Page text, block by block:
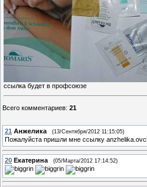
ссылка будет в профсоюзе
Всего комментариев: 21
21 Анжелика (13/Сентября/2012 11:15:05)
Пожалуйста пришли мне ссылку
20 Екатерина (05/Марта/2012 17:14:52)